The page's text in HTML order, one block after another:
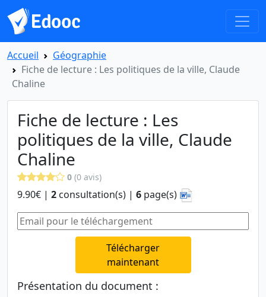
Accueil
Géographie
Fiche de lecture : Les politiques de la ville, Claude
Chaline
Fiche de lecture : Les
politiques de la ville, Claude
Chaline
0 (0 avis)
9.90€ | 2 consultation(s) | 6 page(s)
Télécharger
maintenant
Présentation du document :